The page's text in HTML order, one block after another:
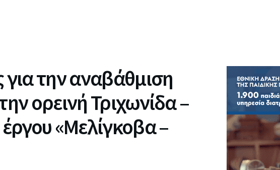
την αναβάθμιση
ορεινή Τριχωνίδα –
«Μελίγκοβα –